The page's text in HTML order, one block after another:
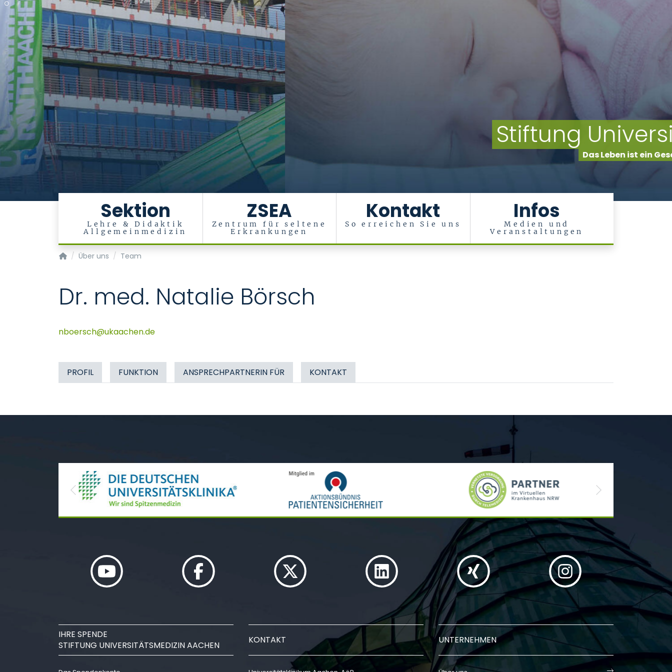
Stiftung Universitätsmedizin Aachen
. Es gesund zu erhalten, ist die Aufgabe der Medizin.
Sektion
Lehre & Didaktik
Allgemeinmedizin
ZSEA
Zentrum für seltene
Erkrankungen
Kontakt
So erreichen Sie uns
Infos
Medien und
Veranstaltungen
Institut für Digitale Allgemeinmedizin
Über uns Team
Dr. med. Natalie Börsch
nboersch ukaachende
PROFIL FUNKTION ANSPRECHPARTNERIN FÜR KONTAKT
Previous Next
IHRE SPENDE
STIFTUNG UNIVERSITÄTSMEDIZIN AACHEN
KONTAKT UNTERNEHMEN